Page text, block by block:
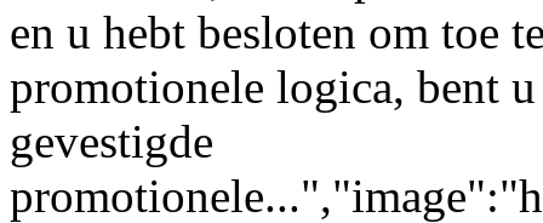
en u hebt besloten om toe
promotionele logica, bent
gevestigde